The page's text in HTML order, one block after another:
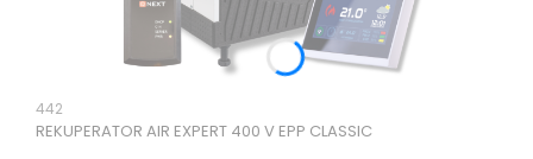
Kod produktu
442
REKUPERATOR AIR EXPERT 400 V EPP CLASSIC